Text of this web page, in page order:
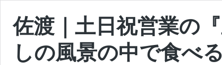
佐渡｜土日祝営業の
しの風景の中で食べ